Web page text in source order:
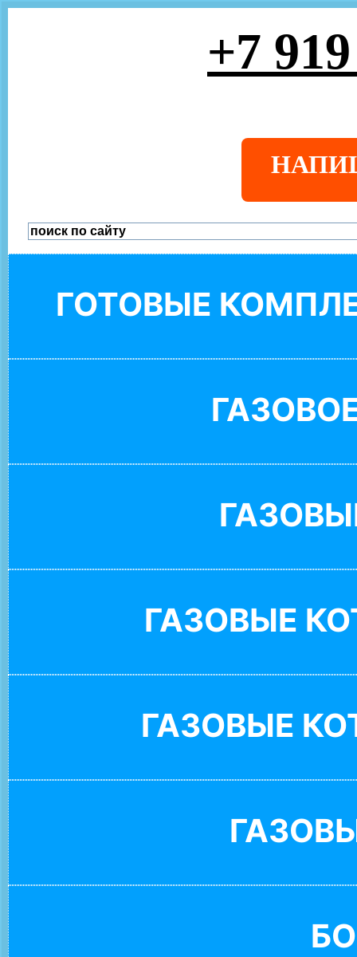
+7
ГОТОВЫЕ
ГАЗОВЫЕ
ГАЗОВЫЕ